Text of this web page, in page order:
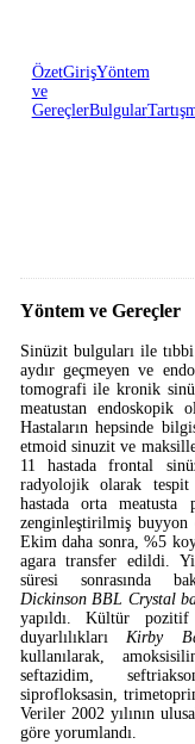
ÖzetGirişYöntem
ve
GereçlerBulgular
Yöntem ve Gereçler
Sinüzit bulguları ile
aydır geçmeyen ve
tomografi ile kronik
meatustan endoskopik
Hastaların hepsinde
etmoid sinuzit ve
11 hastada frontal
radyolojik olarak
hastada orta meatusta
zenginleştirilmiş buyyon
Ekim daha sonra, %5
agara transfer edildi.
süresi sonrasında
Dickinson BBL Crystal
yapıldı. Kültür
duyarlılıklarıKirby
kullanılarak,
seftazidim,
siprofloksasin,
Veriler 2002 yılının
göre yorumlandı.